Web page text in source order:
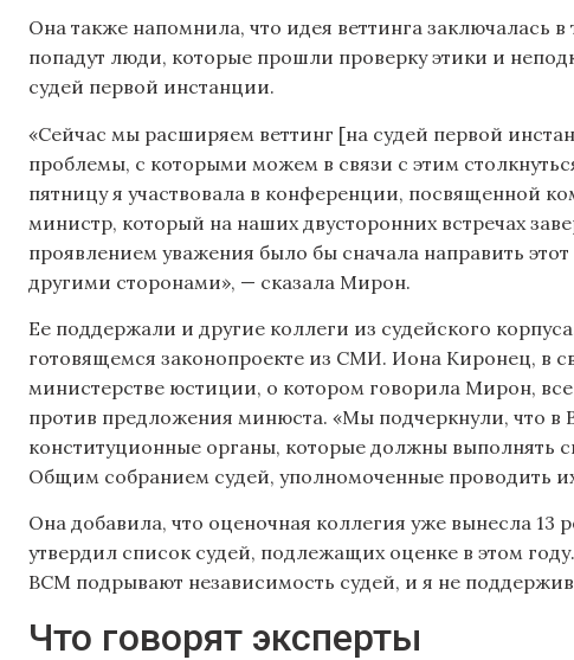
Она также напомнила, что идея веттинга заключалась
попадут люди, которые прошли проверку этики и
судей первой инстанции.
«Сейчас мы расширяем веттинг [на судей первой
проблемы, с которыми можем в связи с этим
пятницу я участвовала в конференции, посвященной
министр, который на наших двусторонних встречах
проявлением уважения было бы сначала направить
другими сторонами», — сказала Мирон.
Ее поддержали и другие коллеги из судейского
готовящемся законопроекте из СМИ. Иона Киронец, в
министерстве юстиции, о котором говорила Мирон,
против предложения минюста. «Мы подчеркнули, что в
конституционные органы, которые должны выполнять
Общим собранием судей, уполномоченные проводить
Она добавила, что оценочная коллегия уже вынесла
утвердил список судей, подлежащих оценке в этом
ВСМ подрывают независимость судей, и я не
Что говорят эксперты